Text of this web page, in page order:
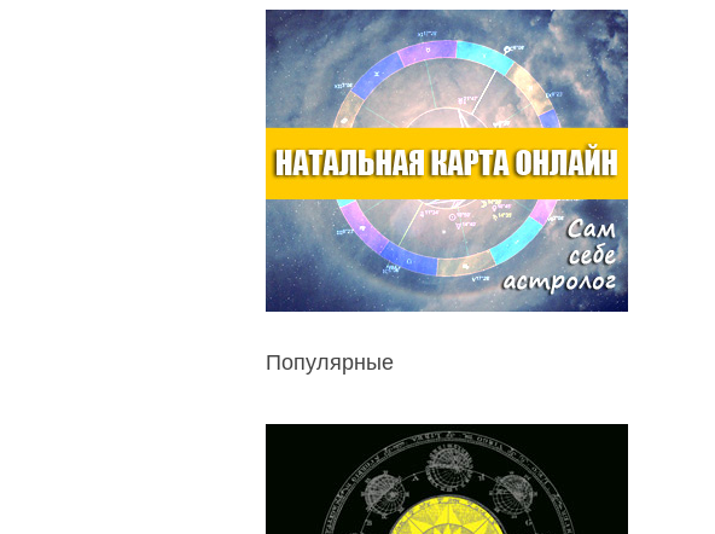
Популярные